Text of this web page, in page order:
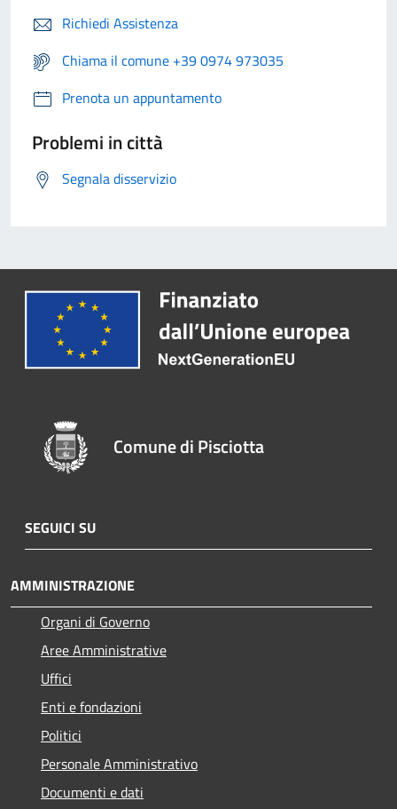
Richiedi Assistenza
Chiama il comune +39 0974 973035
Prenota un appuntamento
Problemi in città
Segnala disservizio
Comune di Pisciotta
SEGUICI SU
AMMINISTRAZIONE
Organi di Governo
Aree Amministrative
Uffici
Enti e fondazioni
Politici
Personale Amministrativo
Documenti e dati